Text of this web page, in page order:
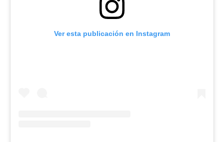
Ver esta publicación en Instagram